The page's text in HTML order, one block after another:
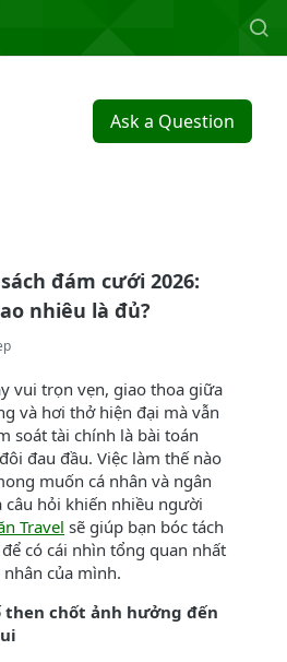
Ask a Question
đám cưới 2026:
nhiêu là đủ?
vui trọn vẹn, giao thoa giữa
và hơi thở hiện đại mà vẫn
soát tài chính là bài toán
đau đầu. Việc làm thế nào
muốn cá nhân và ngân
câu hỏi khiến nhiều người
Travel sẽ giúp bạn bóc tách
có cái nhìn tổng quan nhất
của mình.
then chốt ảnh hưởng đến